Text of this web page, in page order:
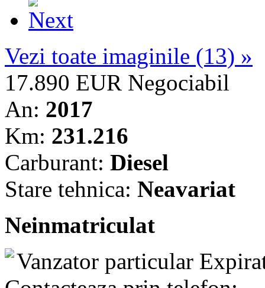
Vezi toate imaginile (13) »
17.890 EUR Negociabil
An: 2017
Km: 231.216
Carburant: Diesel
Stare tehnica: Neavariat
Neinmatriculat
Vanzator particular